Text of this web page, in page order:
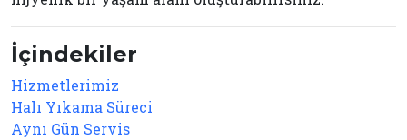
İçindekiler
Hizmetlerimiz
Halı Yıkama Süreci
Aynı Gün Servis